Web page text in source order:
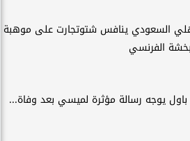
السعودي ينافس شتوتجارت على موهبة
الفرنسي
يوجه رسالة مؤثرة لميسي بعد وفاة...